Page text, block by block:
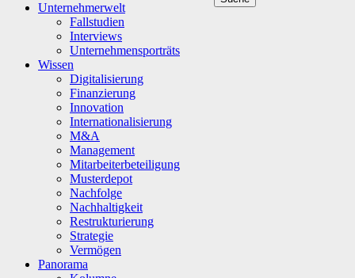
Unternehmerwelt
Fallstudien
Interviews
Unternehmensporträts
Wissen
Digitalisierung
Finanzierung
Innovation
Internationalisierung
M&A
Management
Mitarbeiterbeteiligung
Musterdepot
Nachfolge
Nachhaltigkeit
Restrukturierung
Strategie
Vermögen
Panorama